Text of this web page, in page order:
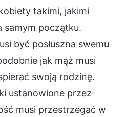
takimi, jakimi
samym początku.
być posłuszna swemu
jak mąż musi
swoją rodzinę.
ustanowione przez
musi przestrzegać w